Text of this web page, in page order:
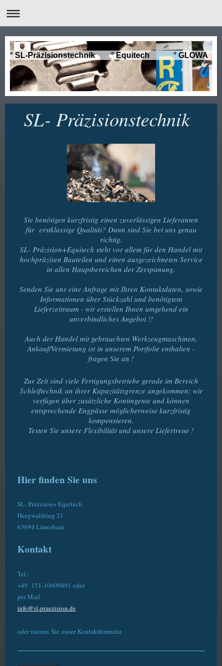
° SL-Präzisionstechnik ° Equitech ° GLOWA
SL- Präzisionstechnik
Sie benötigen kurzfristig einen zuverlässigen Lieferanten
für erstklassige Qualität? Dann sind Sie bei uns genau
richtig.
SL- Präzision+Equitech steht vor allem für den Handel mit
hochpräzisen Bauteilen und einen ausgezeichneten Service
in allen Hauptbereichen der Zerspanung.
Senden Sie uns eine Anfrage mit Ihren Kontaktdaten, sowie
Informationen über Stückzahl und benötigtem
Lieferzeitraum - wir erstellen Ihnen umgehend ein
unverbindliches Angebot !!
Auch der Handel mit gebrauchten Werkzeugmaschinen,
Ankauf/Vermietung ist in unserem Portfolie enthalten -
fragen Sie an !
Zur Zeit sind viele Fertigungsbetriebe gerade im Bereich
Schleiftechnik an ihrer Kapazitätsgrenze angekommen; wir
verfügen über zusätzliche Kontingente und können
entsprechende Engpässe möglicherweise kurzfristig
kompensieren.
Testen Sie unsere Flexibilität und unsere Liefertreue !
Hier finden Sie uns
SL- Präzision+ Equitech
Heegwaldring 21
63694 Limeshain
Kontakt
Tel.:
+49 151-10609891 oder
per Mail
info@sl-praezision.de
oder nutzen Sie unser Kontaktformular.